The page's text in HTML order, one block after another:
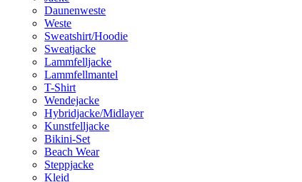
Daunenweste
Weste
Sweatshirt/Hoodie
Sweatjacke
Lammfelljacke
Lammfellmantel
T-Shirt
Wendejacke
Hybridjacke/Midlayer
Kunstfelljacke
Bikini-Set
Beach Wear
Steppjacke
Kleid